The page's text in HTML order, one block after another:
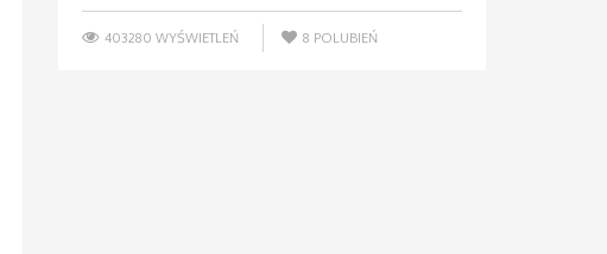
403280 WYŚWIETLEŃ 8 POLUBIEŃ